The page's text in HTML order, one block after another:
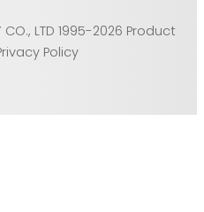
CO., LTD 1995-2026 Product
Policy